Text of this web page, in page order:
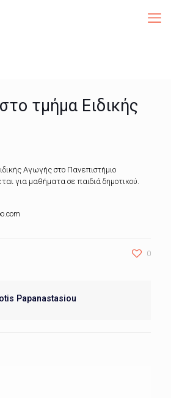
τμήμα Ειδικής
Αγωγής στο Πανεπιστήμιο
για μαθήματα σε παιδιά δημοτικού.
0
Papanastasiou